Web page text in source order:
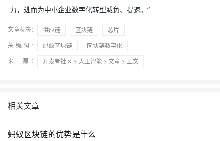
力，进而为中小企业数字化转型减负、提速。”
文章标签： 供应链 区块链
芯片
关键词：
蚂蚁区块链
区块链数字化
来 源：
开发者社区 > 人工智能 > 文章 > 正文
相关文章
蚂蚁区块链的优势是什么